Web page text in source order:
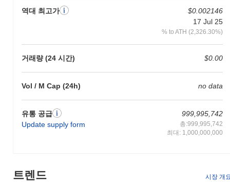
역대 최고가
$0.002146
17 Jul 25
% to ATH (2,326.30%)
거래량 (24 시간) $0.00
Vol / M Cap (24h) no data
유통 공급
Update supply form
999,995,742
총:999,995,742
최대: 1,000,000,000
방식을 촉진합니다. 전반적으로, 퇴직 토큰의 보안, 사용자 중심 디
자인 및 전략적 파트너십의 조합은 암호화폐 환경 내에서 독특한
퇴직 토큰으로 무엇을 할 수 있나요?
퇴직 토큰은 생태계 내에서 여러 실용적인 유틸리티를 제공합니다.
주로 거래 매개체로 기능하여 사용자가 가치를 원활하게 송금하고
보안에 기여하면서 참여에 대한 보상을 받을 수 있습니다. 또한, 이
토큰은 거버넌스 기능을 제공하여 보유자가 프로젝트의 방향과 개
발에 영향을 미치는 제안에 투표할 수 있도록 합니다. 개발자에게
퇴직 토큰은 분산형 애플리케이션(dApp) 및 통합을 구축하기 위한
도구를 제공하여 생태계 내 혁신을 촉진합니다. 이 토큰은 또한 회
함하여 사용자가 자산을 관리하고 다양한 서비스와 효율적으로 상
트렌드 시장 개